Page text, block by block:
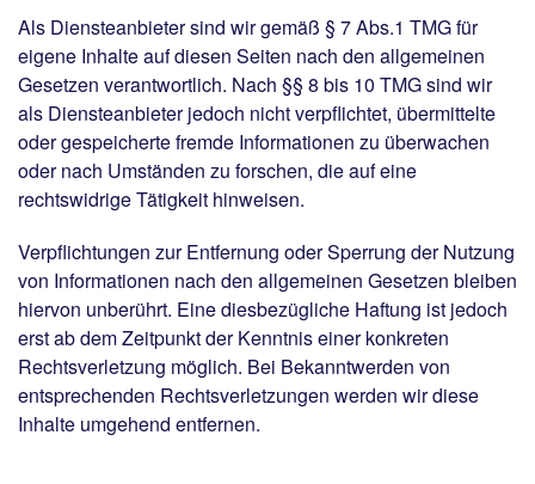
Als Diensteanbieter sind wir gemäß § 7 Abs.1 TMG für
eigene Inhalte auf diesen Seiten nach den allgemeinen
Gesetzen verantwortlich. Nach §§ 8 bis 10 TMG sind wir
als Diensteanbieter jedoch nicht verpflichtet, übermittelte
oder gespeicherte fremde Informationen zu überwachen
oder nach Umständen zu forschen, die auf eine
rechtswidrige Tätigkeit hinweisen.
Verpflichtungen zur Entfernung oder Sperrung der Nutzung
von Informationen nach den allgemeinen Gesetzen bleiben
hiervon unberührt. Eine diesbezügliche Haftung ist jedoch
erst ab dem Zeitpunkt der Kenntnis einer konkreten
Rechtsverletzung möglich. Bei Bekanntwerden von
entsprechenden Rechtsverletzungen werden wir diese
Inhalte umgehend entfernen.